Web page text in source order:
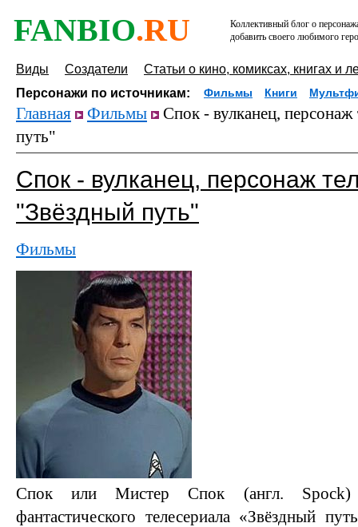
FANBIO.RU
Коллективный блог о
добавить своего любимого
Виды Создатели
Статьи о кино, комиксах, книгах и
Персонажи по источникам:
Фильмы Книги
Главная Фильмы
Спок - вулканец, персонаж
путь"
Спок - вулканец, персонаж
"Звёздный путь"
Фильмы
Спок или Мистер Спок (англ.
фантастического телесериала «Звёздный